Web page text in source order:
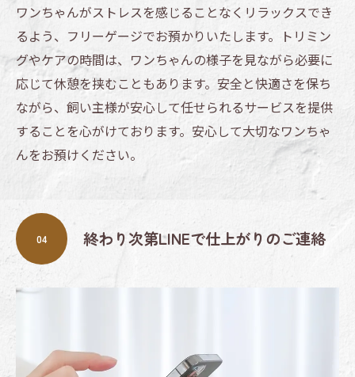
ワンちゃんがストレスを感じることなくリラックスでき
るよう、フリーゲージでお預かりいたします。トリミン
グやケアの時間は、ワンちゃんの様子を見ながら必要に
応じて休憩を挟むこともあります。安全と快適さを保ち
ながら、飼い主様が安心して任せられるサービスを提供
することを心がけております。安心して大切なワンちゃ
んをお預けください。
終わり次第LINEで仕上がりのご連絡
04